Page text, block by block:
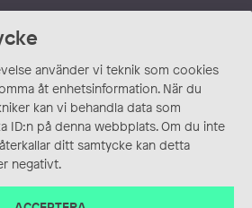
använder vi teknik som cookies
åt enhetsinformation. När du
kan vi behandla data som
ID:n på denna webbplats. Om du inte
ditt samtycke kan detta
negativt.